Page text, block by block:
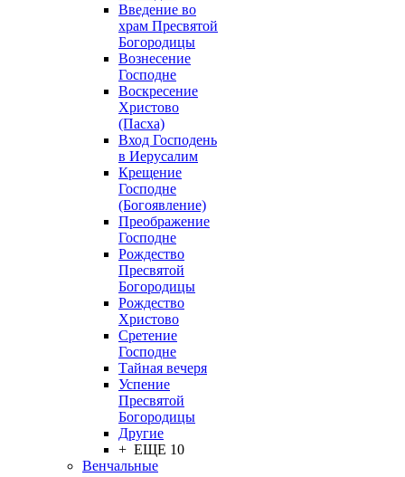
Введение во
храм Пресвятой
Богородицы
Вознесение
Господне
Воскресение
Христово
(Пасха)
Вход Господень
в Иерусалим
Крещение
Господне
(Богоявление)
Преображение
Господне
Рождество
Пресвятой
Богородицы
Рождество
Христово
Сретение
Господне
Тайная вечеря
Успение
Пресвятой
Богородицы
Другие
+ ЕЩЕ 10
Венчальные